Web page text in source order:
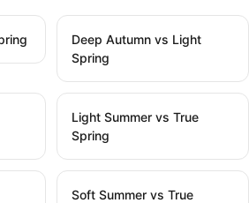
Deep Autumn vs Light
Spring
Light Summer vs True
Spring
Soft Summer vs True